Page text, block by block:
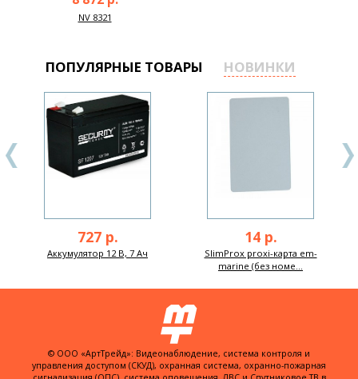
NV 8321
ПОПУЛЯРНЫЕ ТОВАРЫ НОВИНКИ
727 р.
Аккумулятор 12 В, 7 Ач
14 р.
SlimProx proxi-карта em-
marine (без номе...
© ООО «АртТрейд»: Видеонаблюдение, система контроля и
управления доступом (СКУД), охранная система, охранно-пожарная